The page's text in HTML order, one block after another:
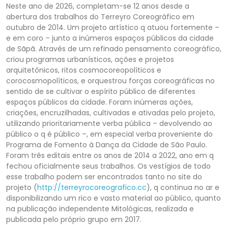
Neste ano de 2026, completam-se 12 anos desde a
abertura dos trabalhos do Terreyro Coreográfico em
outubro de 2014. Um projeto artístico q atuou fortemente –
e em coro – junto a inúmeros espaços públicos da cidade
de Sãpã. Através de um refinado pensamento coreográfico,
criou programas urbanísticos, ações e projetos
arquitetônicos, ritos cosmocoreopolíticos e
corocosmopolíticos, e orquestrou forças coreográficas no
sentido de se cultivar o espírito público de diferentes
espaços públicos da cidade. Foram inúmeras ações,
criações, encruzilhadas, cultivadas e ativadas pelo projeto,
utilizando prioritariamente verba pública – devolvendo ao
público o q é público –, em especial verba proveniente do
Programa de Fomento à Dança da Cidade de São Paulo.
Foram três editais entre os anos de 2014 a 2022, ano em q
fechou oficialmente seus trabalhos. Os vestígios de todo
esse trabalho podem ser encontrados tanto no site do
projeto (http://terreyrocoreografico.cc), q continua no ar e
disponibilizando um rico e vasto material ao público, quanto
na publicação independente Mitológicas, realizada e
publicada pelo próprio grupo em 2017.